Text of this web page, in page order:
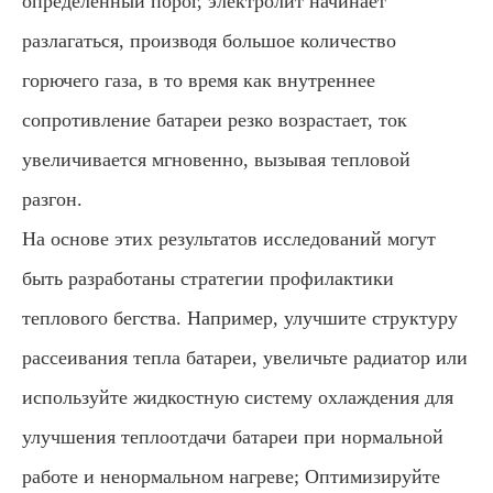
разлагаться, производя большое количество
горючего газа, в то время как внутреннее
сопротивление батареи резко возрастает, ток
увеличивается мгновенно, вызывая тепловой
разгон.
На основе этих результатов исследований могут
быть разработаны стратегии профилактики
теплового бегства. Например, улучшите структуру
рассеивания тепла батареи, увеличьте радиатор или
используйте жидкостную систему охлаждения для
улучшения теплоотдачи батареи при нормальной
работе и ненормальном нагреве; Оптимизируйте